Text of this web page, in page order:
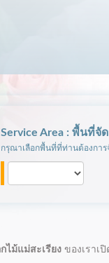
Service Area : พื้นที่จั
กรุณาเลือกพื้นที่ที่ท่านต้องการ
ไม้แม่สะเรียง ของเราเ